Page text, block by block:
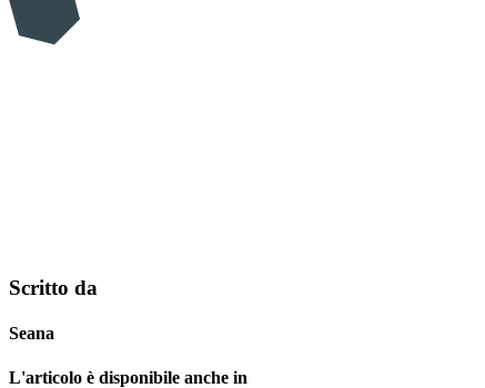
Scritto da
Seana
L'articolo è disponibile anche in